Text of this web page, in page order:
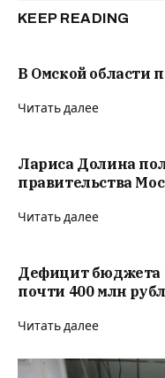
KEEP READING
В Омской области
Читать далее
Лариса Долина
правительства
Читать далее
Дефицит бюджета
почти 400 млн
Читать далее